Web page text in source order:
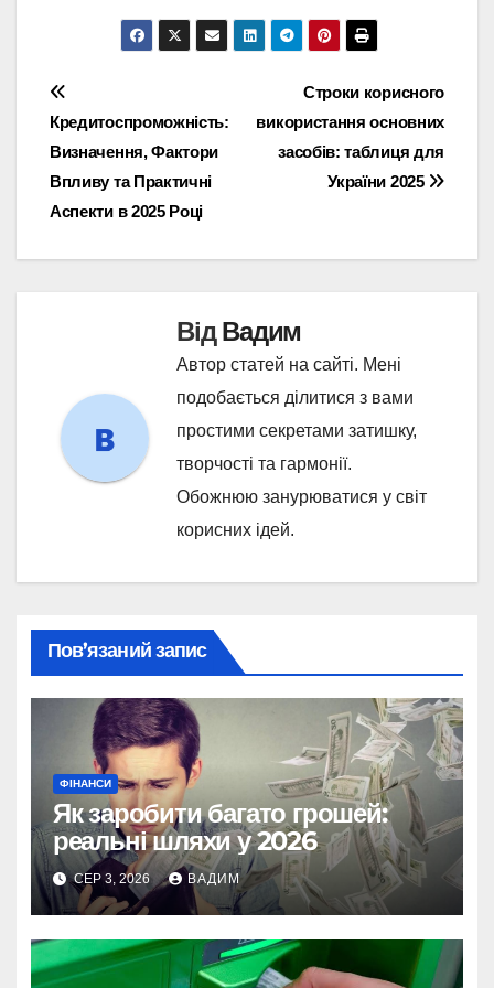
Навігація
записів
Строки корисного
використання основних
засобів: таблиця для
України 2025
Кредитоспроможність:
Визначення, Фактори
Впливу та Практичні
Аспекти в 2025 Році
ВідВадим
Автор статей на сайті. Мені
подобається ділитися з вами
простими секретами затишку,
творчості та гармонії.
Обожнюю занурюватися у світ
корисних ідей.
Пов’язаний запис
ФІНАНСИ
Як заробити багато грошей:
реальні шляхи у 2026
СЕР 3, 2026 ВАДИМ